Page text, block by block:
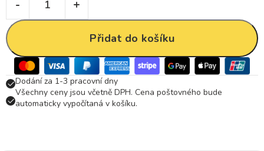
Přidat do košíku
Dodání za 1-3 pracovní dny
Všechny ceny jsou včetně DPH. Cena poštovného bude
automaticky vypočítaná v košíku.